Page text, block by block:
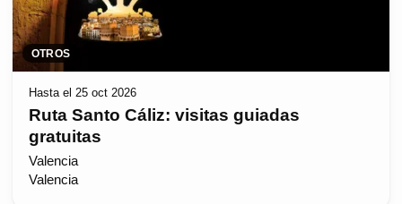
OTROS
Hasta el 25 oct 2026
Ruta Santo Cáliz: visitas guiadas
gratuitas
Valencia
Valencia